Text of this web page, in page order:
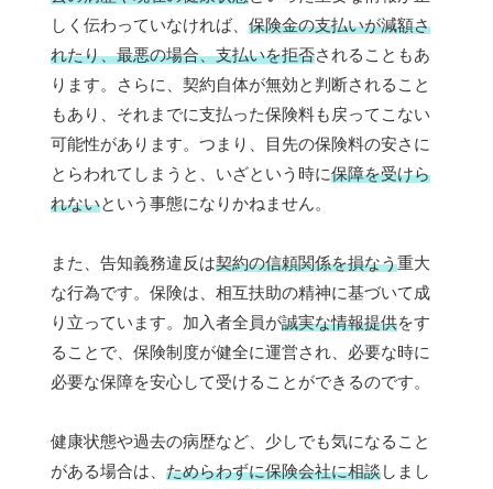
しく伝わっていなければ、 保険金の支払いが減額さ
れたり、最悪の場合、支払いを拒否されることもあ
ります。さらに、契約自体が無効と判断されること
もあり、それまでに支払った保険料も戻ってこない
可能性があります。つまり、目先の保険料の安さに
とらわれてしまうと、いざという時に保障を受けら
れないという事態になりかねません。
また、告知義務違反は契約の信頼関係を損なう重大
な行為です。保険は、相互扶助の精神に基づいて成
り立っています。加入者全員が誠実な情報提供をす
ることで、保険制度が健全に運営され、必要な時に
必要な保障を安心して受けることができるのです。
健康状態や過去の病歴など、少しでも気になること
がある場合は、 ためらわずに保険会社に相談しまし